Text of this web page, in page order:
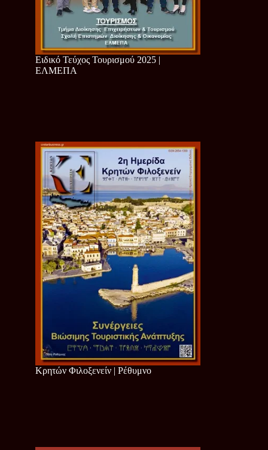
Ειδικό Τεύχος Τουρισμού 2025 |
ΕΛΜΕΠΑ
Κρητών Φιλοξενείν | Ρέθυμνο